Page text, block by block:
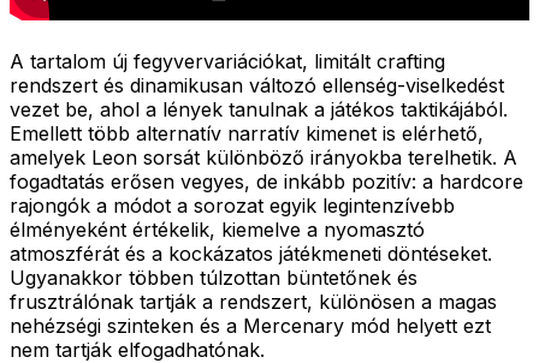
A tartalom új fegyvervariációkat, limitált crafting
rendszert és dinamikusan változó ellenség-viselkedést
vezet be, ahol a lények tanulnak a játékos taktikájából.
Emellett több alternatív narratív kimenet is elérhető,
amelyek Leon sorsát különböző irányokba terelhetik. A
fogadtatás erősen vegyes, de inkább pozitív: a hardcore
rajongók a módot a sorozat egyik legintenzívebb
élményeként értékelik, kiemelve a nyomasztó
atmoszférát és a kockázatos játékmeneti döntéseket.
Ugyanakkor többen túlzottan büntetőnek és
frusztrálónak tartják a rendszert, különösen a magas
nehézségi szinteken és a Mercenary mód helyett ezt
nem tartják elfogadhatónak.